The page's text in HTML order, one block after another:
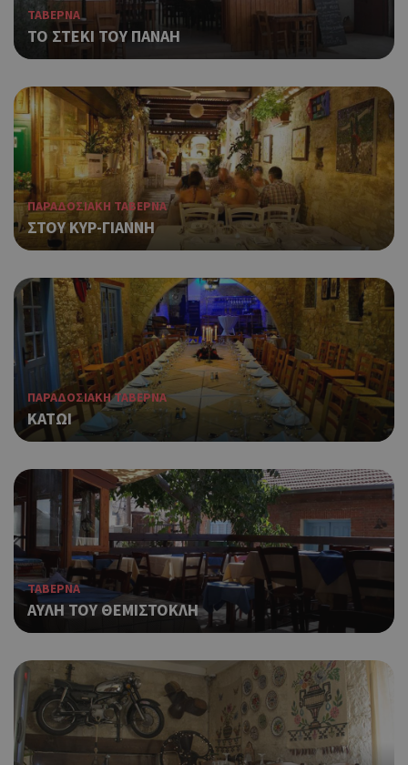
ΤΑΒΕΡΝΑ
TO ΣΤΕΚΙ ΤΟΥ ΠΑΝΑΗ
ΠΑΡΑΔΟΣΙΑΚΗ ΤΑΒΕΡΝΑ
ΣΤΟΥ ΚΥΡ-ΓΙΑΝΝΗ
ΠΑΡΑΔΟΣΙΑΚΗ ΤΑΒΕΡΝΑ
ΚΑΤΩΙ
ΤΑΒΕΡΝΑ
ΑΥΛΗ ΤΟΥ ΘΕΜΙΣΤΟΚΛΗ